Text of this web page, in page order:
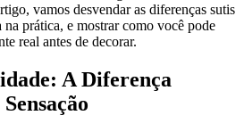
vamos desvendar as diferenças sutis
prática, e mostrar como você pode
real antes de decorar.
A Diferença